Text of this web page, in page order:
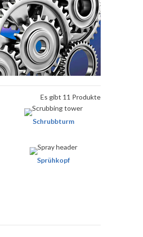
Es gibt 11 Produkte
Schrubbturm
Sprühkopf